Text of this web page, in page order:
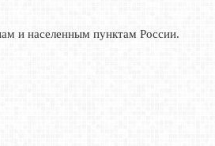
и населенным пунктам России.